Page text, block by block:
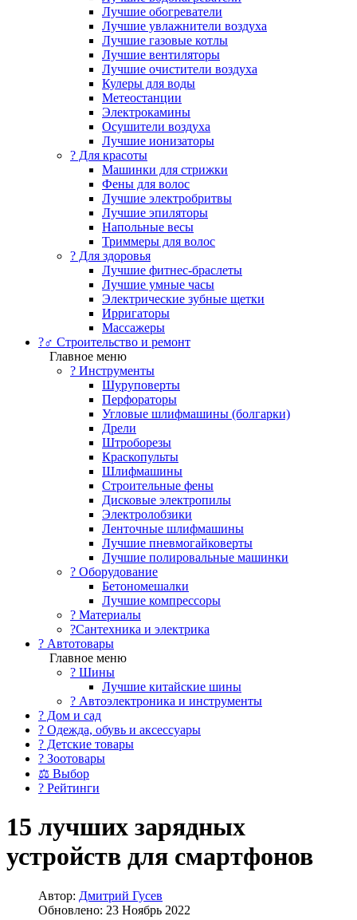
Лучшие обогреватели
Лучшие увлажнители воздуха
Лучшие газовые котлы
Лучшие вентиляторы
Лучшие очистители воздуха
Кулеры для воды
Метеостанции
Электрокамины
Осушители воздуха
Лучшие ионизаторы
? Для красоты
Машинки для стрижки
Фены для волос
Лучшие электробритвы
Лучшие эпиляторы
Напольные весы
Триммеры для волос
? Для здоровья
Лучшие фитнес-браслеты
Лучшие умные часы
Электрические зубные щетки
Ирригаторы
Массажеры
?‍♂️ Строительство и ремонт
Главное меню
?️ Инструменты
Шуруповерты
Перфораторы
Угловые шлифмашины (болгарки)
Дрели
Штроборезы
Краскопульты
Шлифмашины
Строительные фены
Дисковые электропилы
Электролобзики
Ленточные шлифмашины
Лучшие пневмогайковерты
Лучшие полировальные машинки
?️ Оборудование
Бетономешалки
Лучшие компрессоры
? Материалы
?Сантехника и электрика
? Автотовары
Главное меню
? Шины
Лучшие китайские шины
? Автоэлектроника и инструменты
? Дом и сад
? Одежда, обувь и аксессуары
? Детские товары
? Зоотовары
⚖ Выбор
? Рейтинги
15 лучших зарядных
устройств для смартфонов
Автор: Дмитрий Гусев
Обновлено: 23 Ноябрь 2022